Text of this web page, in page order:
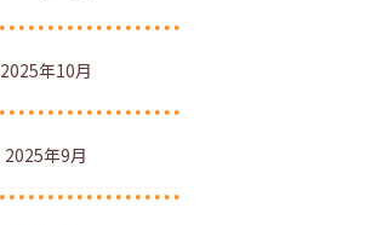
2025年10月
2025年9月